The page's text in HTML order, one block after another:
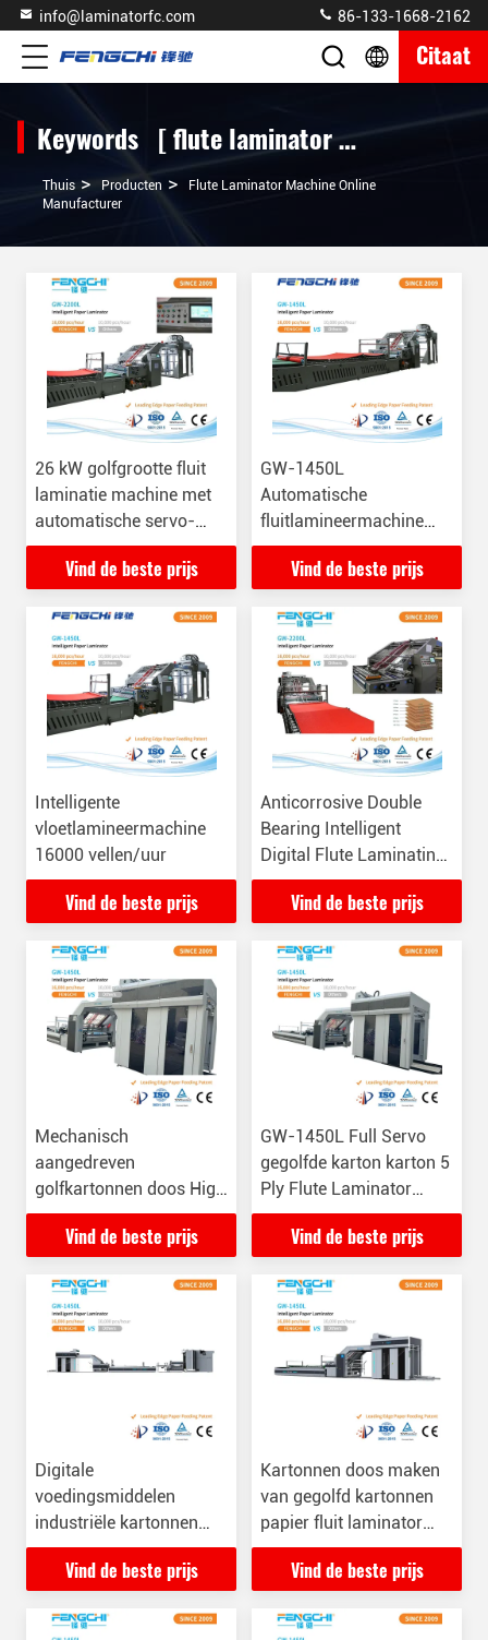
info@laminatorfc.com 86-133-1668-2162
Citaat
Keywords [ flute laminator machine ] Match 357 producten
Thuis > Producten >
Flute Laminator Machine Online
Manufacturer
26 kW golfgrootte fluit
laminatie machine met
automatische servo-
tracking
Vind de beste prijs
GW-1450L
Automatische
fluitlamineermachine
voor vervormd karton
Vind de beste prijs
Intelligente
vloetlamineermachine
16000 vellen/uur
Vind de beste prijs
Anticorrosive Double
Bearing Intelligent
Digital Flute Laminating
Machine 380VAC/4P
Vind de beste prijs
Mechanisch
aangedreven
golfkartonnen doos High
Speed Paper Mounting
Flute Laminating
Vind de beste prijs
GW-1450L Full Servo
gegolfde karton karton 5
Ply Flute Laminator
Machine
Vind de beste prijs
Digitale
voedingsmiddelen
industriële kartonnen
doos fluit
lamineermachine 26KW
Vind de beste prijs
Kartonnen doos maken
van gegolfd kartonnen
papier fluit laminator
machine 8000KG
Vind de beste prijs